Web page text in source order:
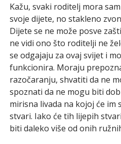
Kažu, svaki roditelj mora
svoje dijete, no stakleno
Dijete se ne može posve
ne vidi ono što roditelji ne
se odgajaju za ovaj svijet i
funkcionira. Moraju
razočaranju, shvatiti da ne
spoznati da ne mogu biti
mirisna livada na kojoj će im
stvari. Iako će tih lijepih
biti daleko više od onih